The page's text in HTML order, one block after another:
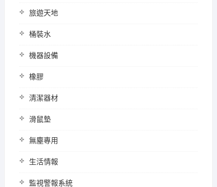
旅遊天地
桶裝水
機器設備
橡膠
清潔器材
滑鼠墊
無塵專用
生活情報
監視警報系統